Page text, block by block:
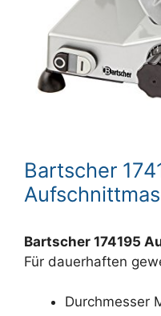
Bartscher
Bartscher 174195
Für dauerhaften
Durchmesser